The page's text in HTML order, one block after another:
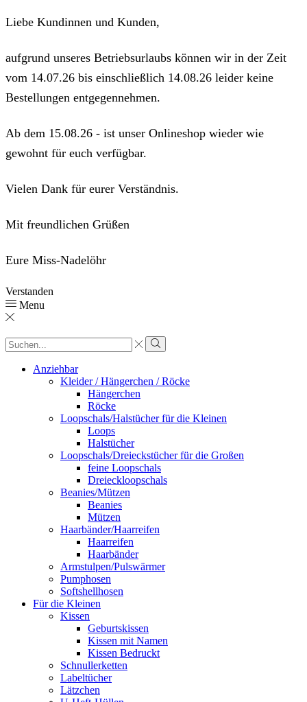
Liebe Kundinnen und Kunden,
aufgrund unseres Betriebsurlaubs können wir in der Zeit
vom 14.07.26 bis einschließlich 14.08.26 leider keine
Bestellungen entgegennehmen.
Ab dem 15.08.26 - ist unser Onlineshop wieder wie
gewohnt für euch verfügbar.
Vielen Dank für eurer Verständnis.
Mit freundlichen Grüßen
Eure Miss-Nadelöhr
Verstanden
Menu
Sucheingabe
Suche
Anziehbar
Kleider / Hängerchen / Röcke
Hängerchen
Röcke
Loopschals/Halstücher für die Kleinen
Loops
Halstücher
Loopschals/Dreieckstücher für die Großen
feine Loopschals
Dreieckloopschals
Beanies/Mützen
Beanies
Mützen
Haarbänder/Haarreifen
Haarreifen
Haarbänder
Armstulpen/Pulswärmer
Pumphosen
Softshellhosen
Für die Kleinen
Kissen
Geburtskissen
Kissen mit Namen
Kissen Bedruckt
Schnullerketten
Labeltücher
Lätzchen